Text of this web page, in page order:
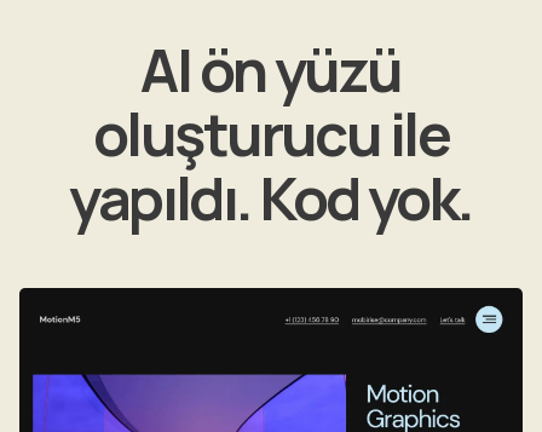
AI ön yüzü
oluşturucu ile
yapıldı. Kod yok.